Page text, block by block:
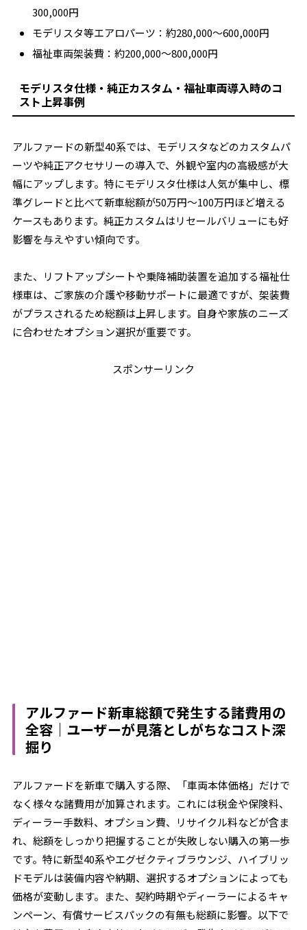
300,000円
モデリスタ等エアロパーツ：約280,000～600,000円
福祉車両架装費：約200,000～800,000円
モデリスタ仕様・純正カスタム・福祉車両導入時のコ
スト上昇事例
アルファードの新型40系では、モデリスタなどのカスタムパ
ーツや純正アクセサリーの導入で、外観や室内の高級感が大
幅にアップします。特にモデリスタ仕様は人気が集中し、標
準グレードと比べて新車総額が50万円～100万円ほど増える
ケースもあります。純正カスタムはリセールバリューにも好
影響を与えやすい傾向です。
また、リフトアップシートや乗降補助装置を追加する福祉仕
様車は、ご家族の介護や移動サポートに最適ですが、架装費
がプラスされるため総額は上昇します。自身や家族のニーズ
に合わせたオプション選択が重要です。
スポンサーリンク
アルファード新車総額で発生する諸費用の
全容｜ユーザーが見落としがちなコスト深
掘り
アルファードを新車で購入する際、「車両本体価格」だけで
なく様々な諸費用が加算されます。これには税金や保険料、
ディーラー手数料、オプション費、リサイクル料などが含ま
れ、総額をしっかり把握することが失敗しない購入の第一歩
です。特に新型40系やエグゼクティブラウンジ、ハイブリッ
ドモデルは装備内容や納期、選択するオプションによっても
価格が変動します。また、契約時期やディーラーによるキャ
ンペーン、有償サービスパックの有無も総額に影響。以下で